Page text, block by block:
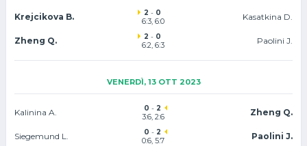
Krejcikova B. 2 - 0
6:3, 6:0 Kasatkina D.
Zheng Q. 2 - 0
6:2, 6:3 Paolini J.
VENERDÌ, 13 OTT 2023
Kalinina A. 0 - 2
3:6, 2:6 Zheng Q.
Siegemund L. 0 - 2
0:6, 5:7 Paolini J.